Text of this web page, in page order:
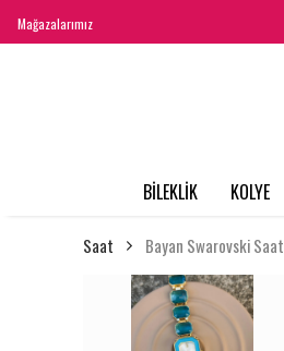
Mağazalarımız
BİLEKLİK KOLYE
Saat Bayan Swarovski Saat